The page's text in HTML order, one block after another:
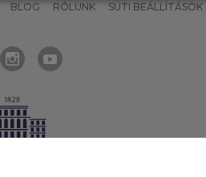
BLOG RÓLUNK SÜTI BEÁLLÍTÁSOK